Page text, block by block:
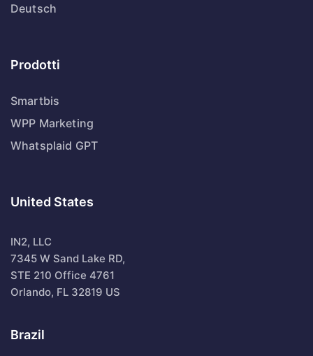
Deutsch
Prodotti
Smartbis
WPP Marketing
Whatsplaid GPT
United States
IN2, LLC
7345 W Sand Lake RD,
STE 210 Office 4761
Orlando, FL 32819 US
Brazil